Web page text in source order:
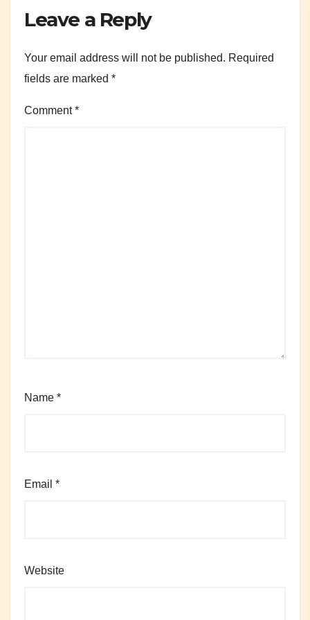
Leave a Reply
Your email address will not be published. Required
fields are marked *
Comment*
Name *
Email *
Website